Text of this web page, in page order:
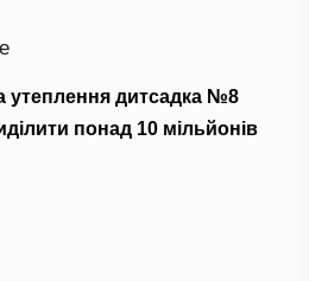
утеплення дитсадка №8
понад 10 мільйонів